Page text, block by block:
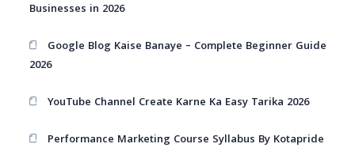
Businesses in 2026
Google Blog Kaise Banaye – Complete Beginner Guide
2026
YouTube Channel Create Karne Ka Easy Tarika 2026
Performance Marketing Course Syllabus By Kotapride